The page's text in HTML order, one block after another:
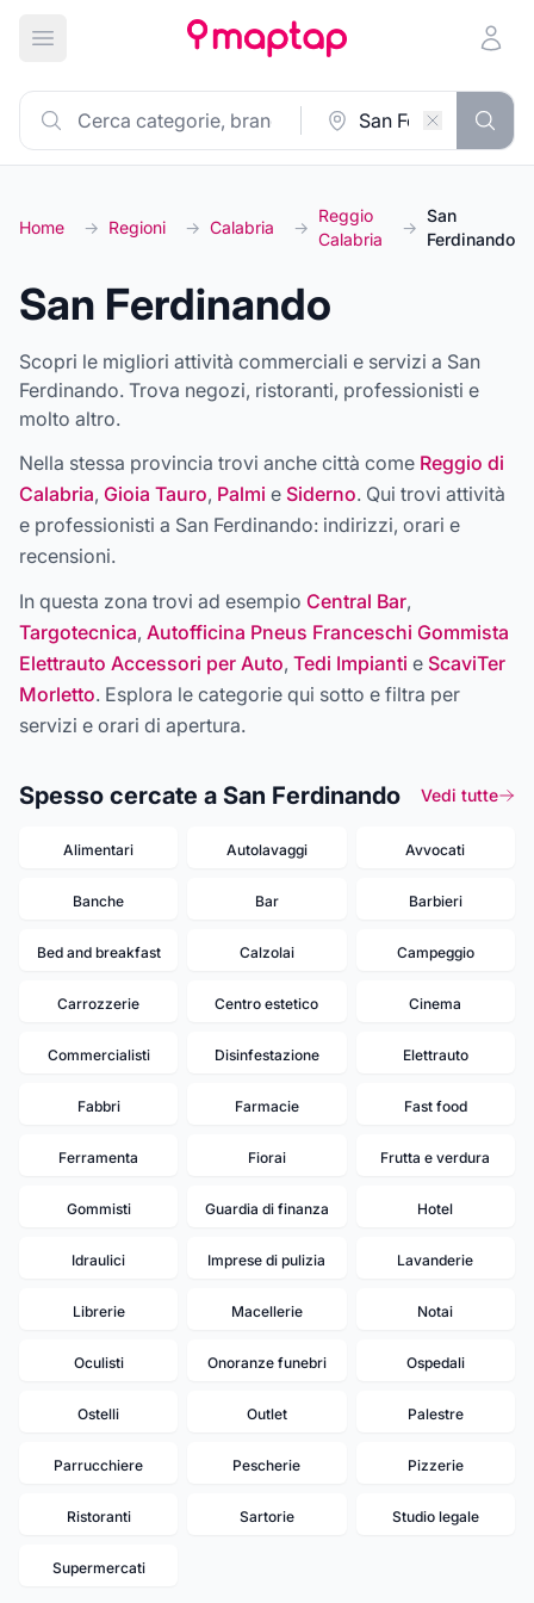
Apri menu principale
Home → Regioni → Calabria →
Reggio
Calabria
→
San
Ferdinando
San Ferdinando
Scopri le migliori attività commerciali e servizi a San
Ferdinando. Trova negozi, ristoranti, professionisti e
molto altro.
Nella stessa provincia trovi anche città come Reggio di
Calabria, Gioia Tauro, Palmi e Siderno. Qui trovi attività
e professionisti a San Ferdinando: indirizzi, orari e
recensioni.
In questa zona trovi ad esempio Central Bar,
Targotecnica, Autofficina Pneus Franceschi Gommista
Elettrauto Accessori per Auto, Tedi Impianti e ScaviTer
Morletto. Esplora le categorie qui sotto e filtra per
servizi e orari di apertura.
Spesso cercate a San Ferdinando Vedi tutte
Alimentari Autolavaggi Avvocati
Banche Bar Barbieri
Bed and breakfast Calzolai Campeggio
Carrozzerie Centro estetico Cinema
Commercialisti Disinfestazione Elettrauto
Fabbri Farmacie Fast food
Ferramenta Fiorai Frutta e verdura
Gommisti Guardia di finanza Hotel
Idraulici Imprese di pulizia Lavanderie
Librerie Macellerie Notai
Oculisti Onoranze funebri Ospedali
Ostelli Outlet Palestre
Parrucchiere Pescherie Pizzerie
Ristoranti Sartorie Studio legale
Supermercati